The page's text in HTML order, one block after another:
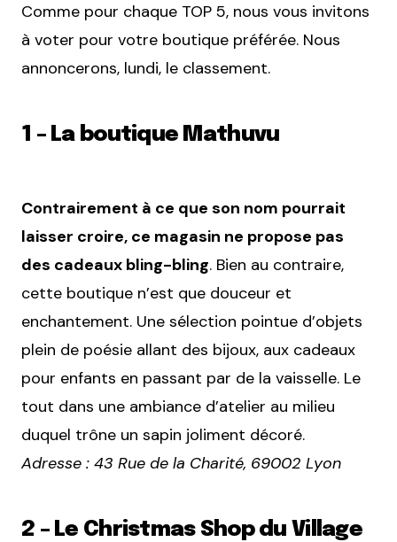
Comme pour chaque TOP 5, nous vous invitons
à voter pour votre boutique préférée. Nous
annoncerons, lundi, le classement.
1 – La boutique Mathuvu
Contrairement à ce que son nom pourrait
laisser croire, ce magasin ne propose pas
des cadeaux bling-bling. Bien au contraire,
cette boutique n’est que douceur et
enchantement. Une sélection pointue d’objets
plein de poésie allant des bijoux, aux cadeaux
pour enfants en passant par de la vaisselle. Le
tout dans une ambiance d’atelier au milieu
duquel trône un sapin joliment décoré.
Adresse : 43 Rue de la Charité, 69002 Lyon
2 – Le Christmas Shop du Village